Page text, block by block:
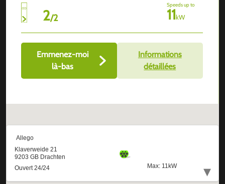
2/2
Speeds up to
11kW
Emmenez-moi
là-bas
Informations
détaillées